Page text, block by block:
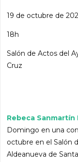
19 de octubre de
18h
Salón de Actos del
Cruz
Rebeca Sanmartín
Domingo en una
octubre en el Salón
Aldeanueva de